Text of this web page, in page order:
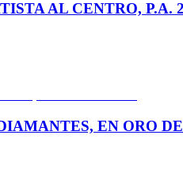
AL CENTRO, P.A.
EN ORO